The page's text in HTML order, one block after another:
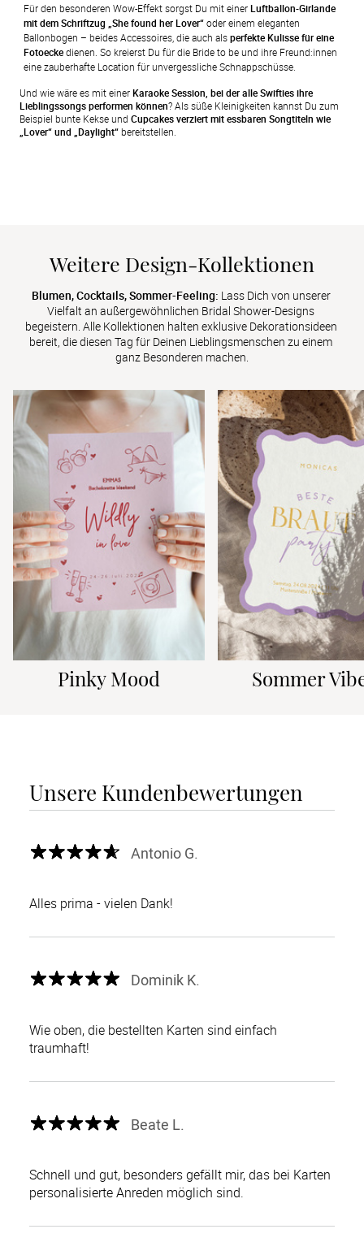
Für den besonderen Wow-Effekt sorgst Du mit einer Luftballon-Girlande
mit dem Schriftzug „She found her Lover“ oder einem eleganten
Ballonbogen – beides Accessoires, die auch als perfekte Kulisse für eine
Fotoecke dienen. So kreierst Du für die Bride to be und ihre Freund:innen
eine zauberhafte Location für unvergessliche Schnappschüsse.
Und wie wäre es mit einerKaraoke Session, bei der alle Swifties ihre
Lieblingssongs performen können? Als süße Kleinigkeiten kannst Du zum
Beispiel bunte Kekse und Cupcakes verziert mit essbaren Songtiteln wie
„Lover“ und „Daylight“bereitstellen.
Weitere Design-Kollektionen
Blumen, Cocktails, Sommer-Feeling: Lass Dich von unserer
Vielfalt an außergewöhnlichen Bridal Shower-Designs
begeistern. Alle Kollektionen halten exklusive Dekorationsideen
bereit, die diesen Tag für Deinen Lieblingsmenschen zu einem
ganz Besonderen machen.
Pinky Mood Sommer
Unsere Kundenbewertungen
Antonio G.
Alles prima - vielen Dank!
Dominik K.
Wie oben, die bestellten Karten sind einfach
traumhaft!
Beate L.
Schnell und gut, besonders gefällt mir, das bei Karten
personalisierte Anreden möglich sind.